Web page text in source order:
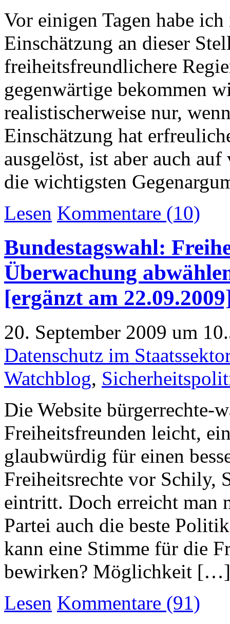
Vor einigen Tagen habe
Einschätzung an dieser
freiheitsfreundlichere
gegenwärtige bekommen
realistischerweise nur,
Einschätzung hat
ausgelöst, ist aber auch
die wichtigsten
Lesen Kommentare (10)
Bundestagswahl:
Überwachung
[ergänzt am
20. September 2009 um
Datenschutz im Staatssektor
Watchblog,
Die Website bürgerrechte-
Freiheitsfreunden leicht,
glaubwürdig für einen
Freiheitsrechte vor Schily,
eintritt. Doch erreicht man
Partei auch die beste
kann eine Stimme für die
bewirken? Möglichkeit […]
Lesen Kommentare (91)